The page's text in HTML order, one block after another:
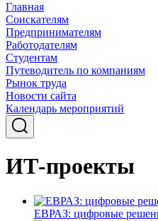
Главная
Соискателям
Предпринимателям
Работодателям
Студентам
Путеводитель по компаниям
Рынок труда
Новости сайта
Календарь мероприятий
ИТ-проекты
ЕВРАЗ: цифровые